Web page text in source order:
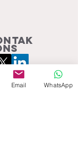
Email WhatsApp